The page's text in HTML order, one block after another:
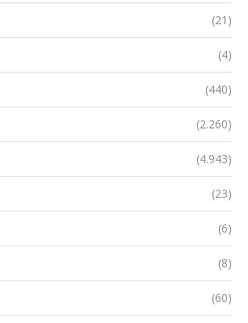
(21)
(4)
(440)
(2.260)
(4.943)
(23)
(6)
(8)
(60)